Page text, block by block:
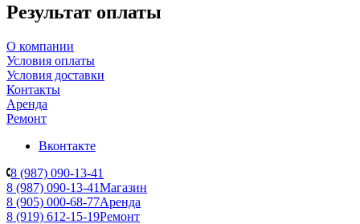
Результат оплаты
О компании
Условия оплаты
Условия доставки
Контакты
Аренда
Ремонт
Вконтакте
8 (987) 090-13-41
8 (987) 090-13-41Магазин
8 (905) 000-68-77Аренда
8 (919) 612-15-19Ремонт